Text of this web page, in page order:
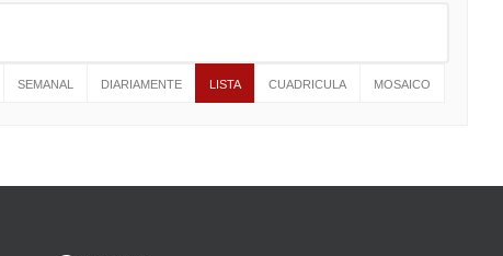
SEMANAL DIARIAMENTE LISTA CUADRICULA MOSAICO